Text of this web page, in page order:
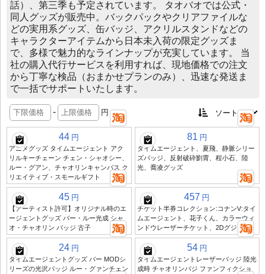
話）、第三季も予定されています。 タオバオでは公式・
同人グッズが販売中。バックパックやクリアファイルな
どの実用系グッズ、缶バッジ、アクリルスタンドなどの
キャラクターアイテムから日本未入荷の限定グッズま
で、多様で魅力的なラインナップが充実しています。 当
社の購入代行サービスを利用すれば、現地価格での注文
から丁寧な検品（おまかせプランのみ）、迅速な発送ま
で一括でサポートいたします。
- 円
44 円
アニメグッズ タイムエージェント アク
リルキーチェーン チェン・シャオシー、
ルー・グアン、チャオリンキャンパス ク
リエイティブ・スモールギフト
81 円
タイムエージェント、夏飛、静脈シリー
ズバッジ、反射破砕劉霄、程小石、陸
光、喬凌グッズ
45 円
【アーティスト許可】オリジナル時のエ
ージェントグッズ バー・ルー光成 シャ
オ・チャオリン バッジ 古子
457 円
チケット半券コレクション:コナンV:タイ
ムエージェント、花子くん、カラーウィ
ンドウレーザーチケット、2Dグジ
24 円
タイムエージェントグッズ バー MODシ
リーズの光沢バッジ ルー・グァンチェン
54 円
タイムエージェントレーザーバッジ 陸光
成時 チャオリンバジ ファンフィクショ